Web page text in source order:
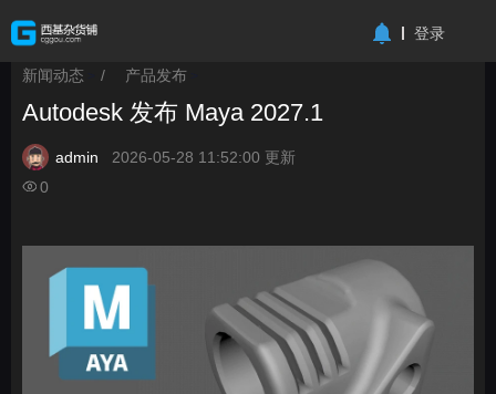
登录
新闻动态 / 产品发布
Autodesk 发布 Maya 2027.1
admin
2026-05-28 11:52:00 更新
0